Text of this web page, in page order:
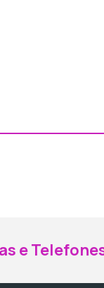
da
Instagram
e